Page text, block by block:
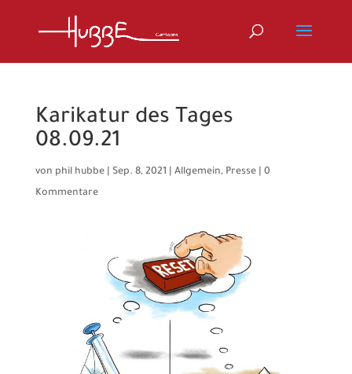
Karikatur des Tages
08.09.21
von phil hubbe| Sep. 8, 2021 Allgemein, Presse| 0
Kommentare